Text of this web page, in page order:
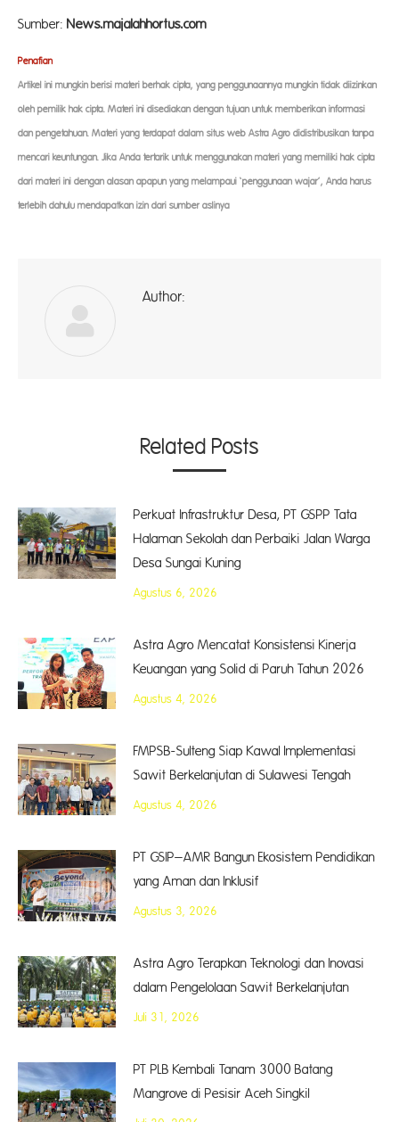
Sumber: News.majalahhortus.com
Penafian
Artikel ini mungkin berisi materi berhak cipta, yang penggunaannya mungkin tidak diizinkan
oleh pemilik hak cipta. Materi ini disediakan dengan tujuan untuk memberikan informasi
dan pengetahuan. Materi yang terdapat dalam situs web Astra Agro didistribusikan tanpa
mencari keuntungan. Jika Anda tertarik untuk menggunakan materi yang memiliki hak cipta
dari materi ini dengan alasan apapun yang melampaui ‘penggunaan wajar’, Anda harus
terlebih dahulu mendapatkan izin dari sumber aslinya
Author:
Related Posts
Perkuat Infrastruktur Desa, PT GSPP Tata
Halaman Sekolah dan Perbaiki Jalan Warga
Desa Sungai Kuning
Agustus 6, 2026
Astra Agro Mencatat Konsistensi Kinerja
Keuangan yang Solid di Paruh Tahun 2026
Agustus 4, 2026
FMPSB-Sulteng Siap Kawal Implementasi
Sawit Berkelanjutan di Sulawesi Tengah
Agustus 4, 2026
PT GSIP–AMR Bangun Ekosistem Pendidikan
yang Aman dan Inklusif
Agustus 3, 2026
Astra Agro Terapkan Teknologi dan Inovasi
dalam Pengelolaan Sawit Berkelanjutan
Juli 31, 2026
PT PLB Kembali Tanam 3000 Batang
Mangrove di Pesisir Aceh Singkil